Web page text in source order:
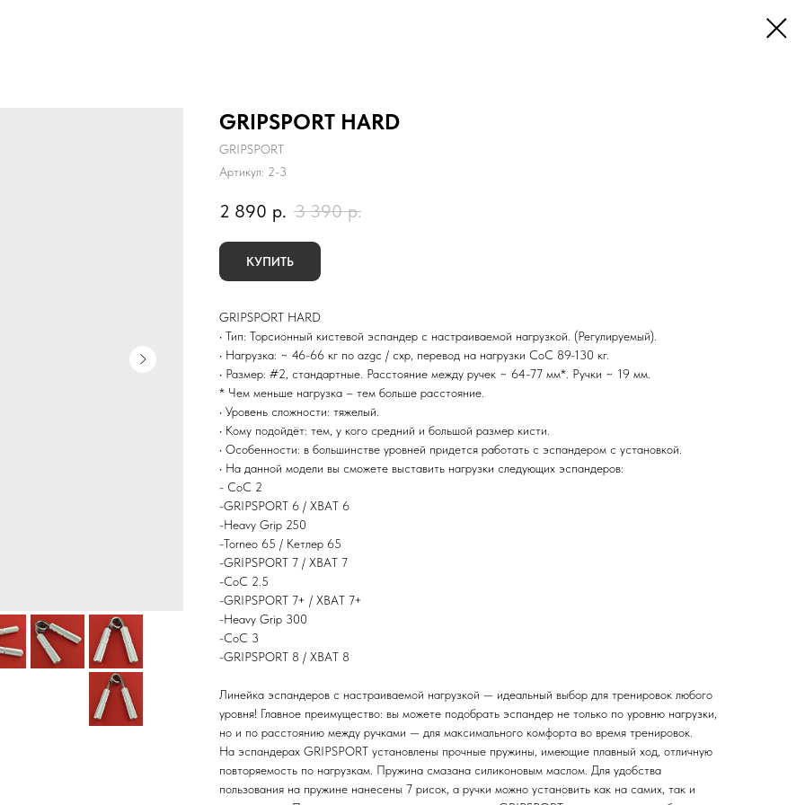
GRIPSPORT HARD
GRIPSPORT
Артикул: 2-3
2 890 р. 3 390 р.
КУПИТЬ
GRIPSPORT HARD
• Тип: Торсионный кистевой эспандер с настраиваемой нагрузкой. (Регулируемый).
• Нагрузка: ~ 46-66 кг по azgc / схр, перевод на нагрузки CoC 89-130 кг.
• Размер: #2, стандартные. Расстояние между ручек ~ 64-77 мм*. Ручки ~ 19 мм.
* Чем меньше нагрузка – тем больше расстояние.
• Уровень сложности: тяжелый.
• Кому подойдёт: тем, у кого средний и большой размер кисти.
• Особенности: в большинстве уровней придется работать с эспандером с установкой.
• На данной модели вы сможете выставить нагрузки следующих эспандеров:
- CoC 2
-GRIPSPORT 6 / ХВАТ 6
-Heavy Grip 250
-Torneo 65 / Кетлер 65
-GRIPSPORT 7 / ХВАТ 7
-CoC 2.5
-GRIPSPORT 7+ / ХВАТ 7+
-Heavy Grip 300
-CoC 3
-GRIPSPORT 8 / ХВАТ 8
Линейка эспандеров с настраиваемой нагрузкой — идеальный выбор для тренировок любого
уровня! Главное преимущество: вы можете подобрать эспандер не только по уровню нагрузки,
но и по расстоянию между ручками — для максимального комфорта во время тренировок.
На эспандерах GRIPSPORT установлены прочные пружины, имеющие плавный ход, отличную
повторяемость по нагрузкам. Пружина смазана силиконовым маслом. Для удобства
пользования на пружине нанесены 7 рисок, а ручки можно установить как на самих, так и